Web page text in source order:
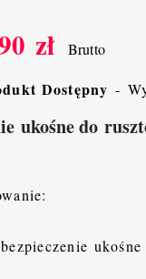
zł Brutto
Dostępny
ukośne do